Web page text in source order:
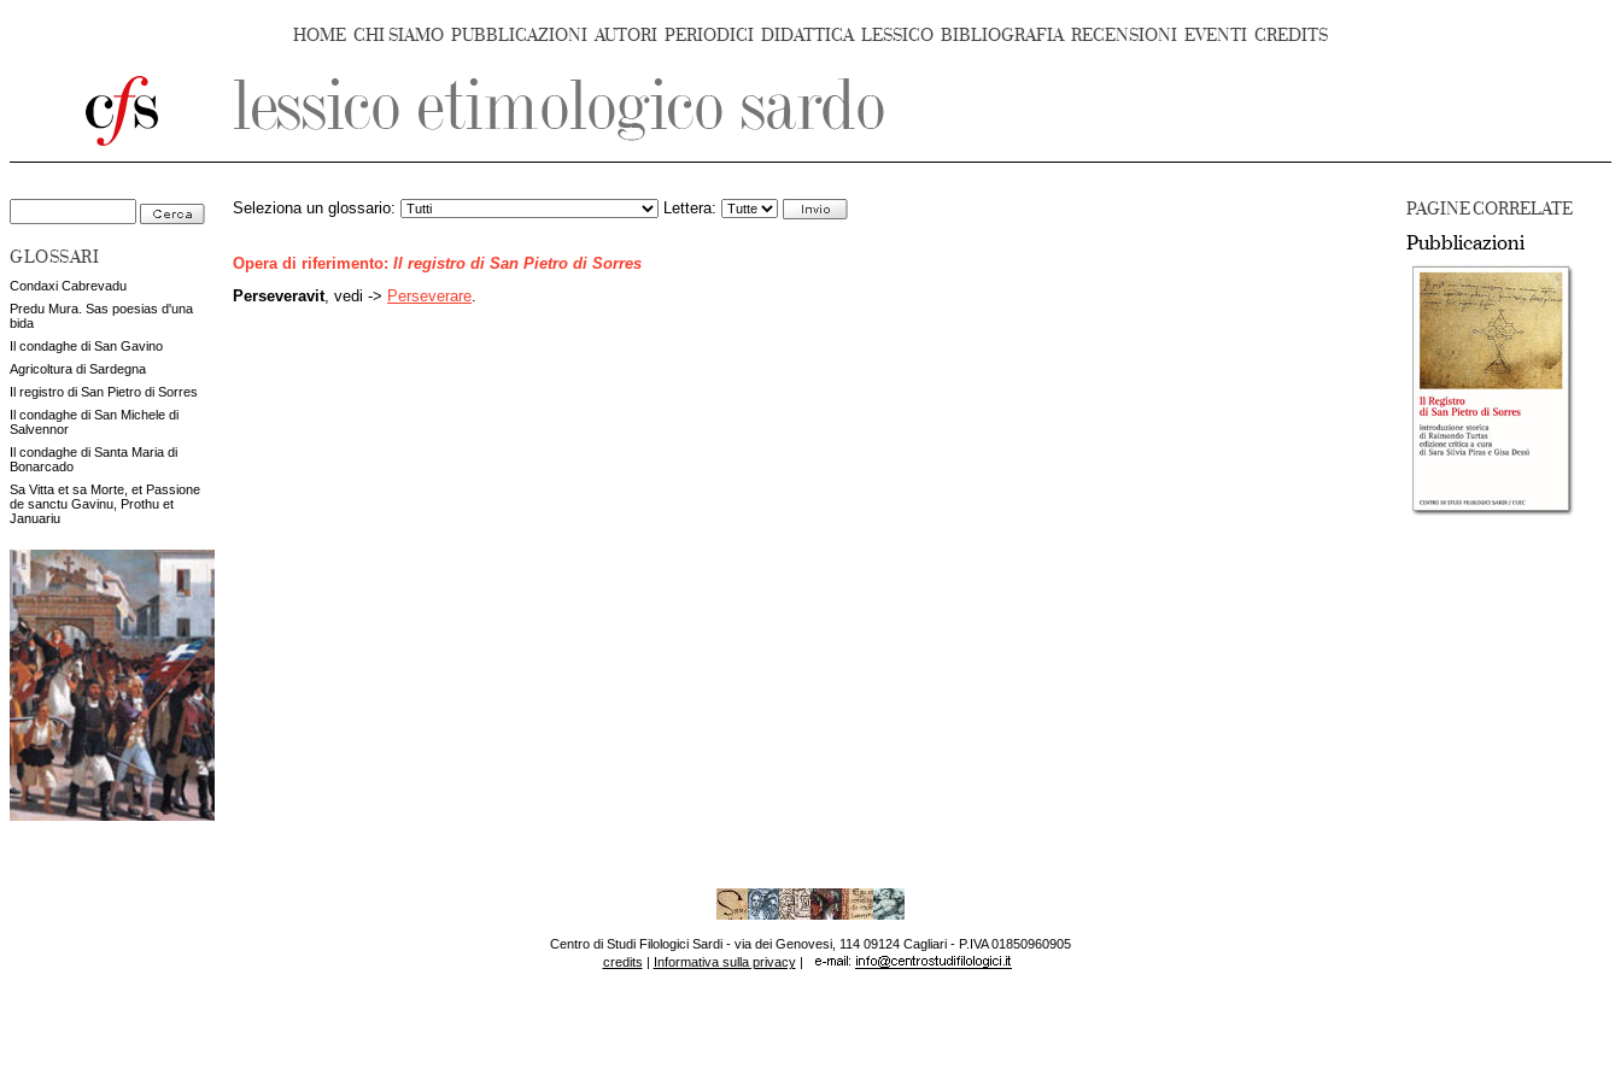
HOME CHI SIAMO PUBBLICAZIONI AUTORI PERIODICI DIDATTICA LESSICO BIBLIOGRAFIA RECENSIONI EVENTI CREDITS
GLOSSARI
Condaxi Cabrevadu
Predu Mura. Sas poesias d'una
bida
Il condaghe di San Gavino
Agricoltura di Sardegna
Il registro di San Pietro di Sorres
Il condaghe di San Michele di
Salvennor
Il condaghe di Santa Maria di
Bonarcado
Sa Vitta et sa Morte, et Passione
de sanctu Gavinu, Prothu et
Januariu
PAGINE CORRELATE
Pubblicazioni
Seleziona un glossario: Lettera:
Opera di riferimento: Il registro di San Pietro di Sorres
Perseveravit, vedi -> Perseverare
Centro di Studi Filologici Sardi - via dei Genovesi, 114 09124 Cagliari - P.IVA 01850960905
credits | Informativa sulla privacy|